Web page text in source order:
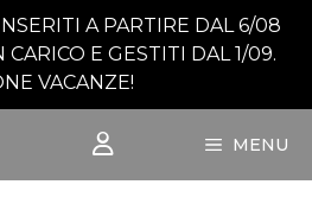
A PARTIRE DAL 6/08
E GESTITI DAL 1/09.
VACANZE!
MENU